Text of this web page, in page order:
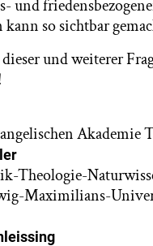
und
so sichtbar
und weiterer
Akademie
Theologie-
Maximilians-